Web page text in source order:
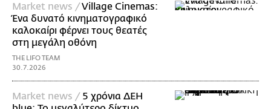
Market news /Village Cinemas:
Ένα δυνατό κινηματογραφικό
καλοκαίρι φέρνει τους θεατές
στη μεγάλη οθόνη
THE LIFO TEAM
30.7.2026
Market news / 5 χρόνια ΔΕΗ